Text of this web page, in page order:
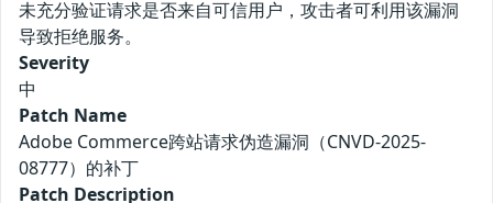
未充分验证请求是否来自可信用户，攻击者可利用该漏洞
导致拒绝服务。
Severity
中
Patch Name
Adobe Commerce跨站请求伪造漏洞（CNVD-2025-
08777）的补丁
Patch Description